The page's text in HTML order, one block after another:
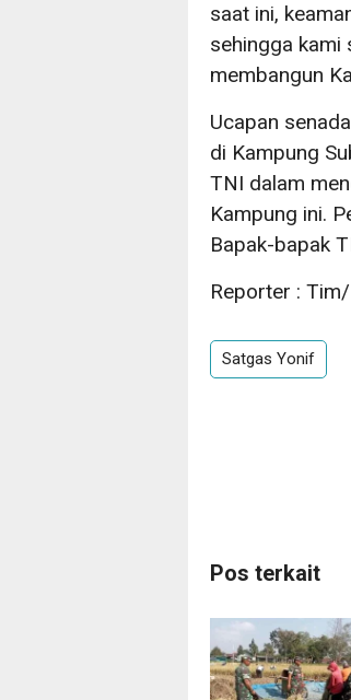
saat ini,
sehingga kami
membangun
Ucapan
di Kampung
TNI dalam
Kampung ini.
Bapak-bapak
Reporter :
Satgas Yonif
Pos terkait